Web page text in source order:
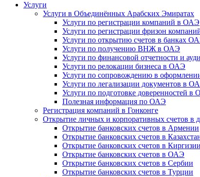
Услуги
Услуги в Объединённых Арабских Эмиратах
Услуги по регистрации компаний в ОАЭ
Услуги по регистрации фризон
Услуги по открытию счетов в банках
Услуги по получению ВНЖ в ОАЭ
Услуги по финансовой отчетности и
Услуги по релокации бизнеса в ОАЭ
Услуги по сопровождению в
Услуги по легализации документов в
Услуги по подготовке доверенностей в
Полезная информация по ОАЭ
Регистрация компаний в Гонконге
Открытие личных и корпоративных счетов в
Открытие банковских счетов в Армении
Открытие банковских счетов в
Открытие банковских счетов в Киргизии
Открытие банковских счетов в ОАЭ
Открытие банковских счетов в Сербии
Открытие банковских счетов в Турции